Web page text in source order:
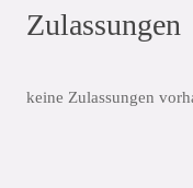
Zulassungen
keine Zulassungen